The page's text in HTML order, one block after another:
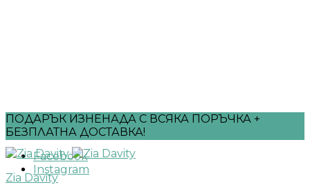
ПОДАРЪК ИЗНЕНАДА С ВСЯКА ПОРЪЧКА +
БЕЗПЛАТНА ДОСТАВКА!
Facebook
Instagram
Zia Davity